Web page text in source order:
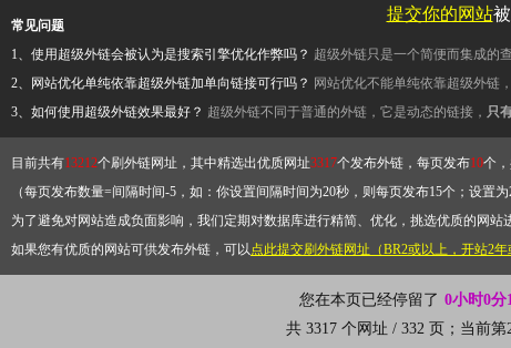
常见问题
1、使用超级外链会被认为是搜索引擎优化作弊吗？ 超级外链只是一个简便而集成的
2、网站优化单纯依靠超级外链加单向链接可行吗？ 网站优化不能单纯依靠超级外链
3、如何使用超级外链效果最好？ 超级外链不同于普通的外链，它是动态的链接， 只
目前共有13212个刷外链网址，其中精选出优质网址3317个发布外链，每页发布10个
（每页发布数量=间隔时间-5，如：你设置间隔时间为20秒，则每页发布15个；设置
为了避免对网站造成负面影响，我们定期对数据库进行精简、优化，挑选优质的网
如果您有优质的网站可供发布外链，可以点此提交刷外链网址（BR2或以上，开站2年
您在本页已经停留了 0小时0分
共 3317 个网址 / 332 页；当前第
提交你的网站